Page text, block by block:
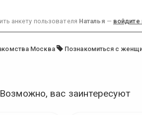
анкету пользователя Наталья — войдите
Москва Познакомиться с
Возможно, вас заинтересуют